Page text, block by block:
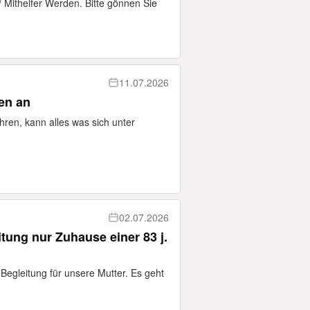
Werden. Bitte gönnen Sie
11.07.2026
an
kann alles was sich unter
02.07.2026
nur Zuhause einer 83 j.
für unsere Mutter. Es geht